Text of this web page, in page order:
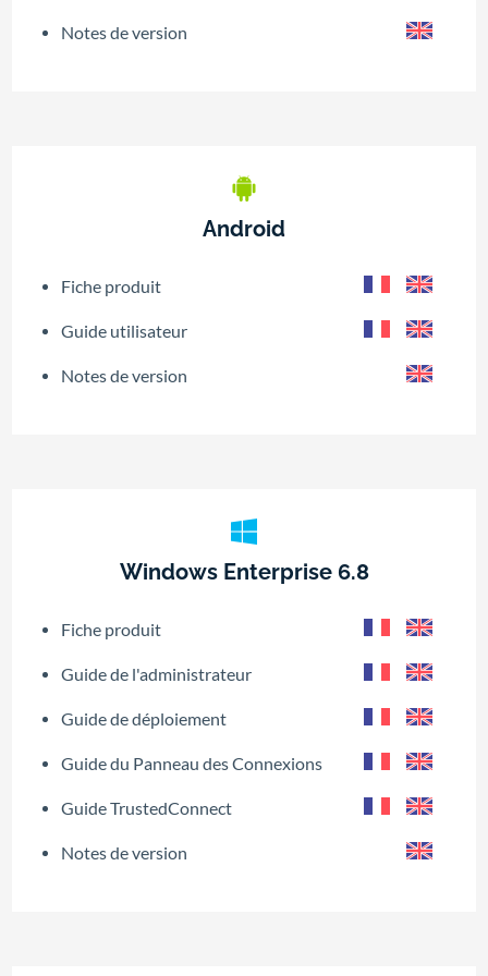
Notes de version
Android
Fiche produit
Guide utilisateur
Notes de version
Windows Enterprise 6.8
Fiche produit
Guide de l'administrateur
Guide de déploiement
Guide du Panneau des Connexions
Guide TrustedConnect
Notes de version